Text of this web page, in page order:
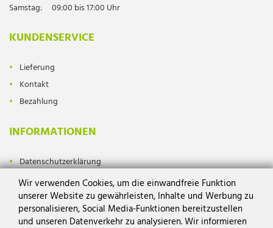
Wir verwenden Cookies, um die einwandfreie Funktion
unserer Website zu gewährleisten, Inhalte und Werbung zu
personalisieren, Social Media-Funktionen bereitzustellen
und unseren Datenverkehr zu analysieren. Wir informieren
Samstag:
09:00 bis 17:00 Uhr
KUNDENSERVICE
Lieferung
Kontakt
Bezahlung
INFORMATIONEN
Datenschutzerklärung
Impressum
AGB
Widerrufsrecht